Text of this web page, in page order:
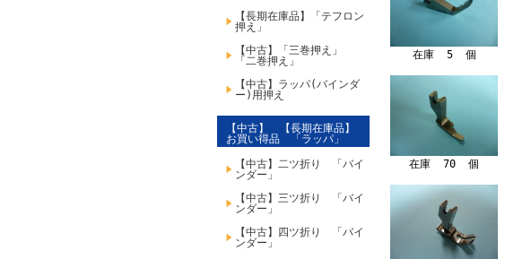
【長期在庫品】「テフロン
押え」
【中古】「三巻押え」
「二巻押え」
【中古】ラッパ(バインダ
ー)用押え
【中古】 【長期在庫品】
お買い得品 「ラッパ」
【中古】二ツ折り 「バイ
ンダー」
【中古】三ツ折り 「バイ
ンダー」
【中古】四ツ折り 「バイ
ンダー」
在庫 5 個
在庫 70 個